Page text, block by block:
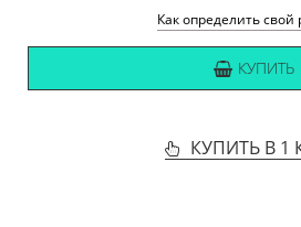
Как определить свой
КУПИТЬ
КУПИТЬ В 1